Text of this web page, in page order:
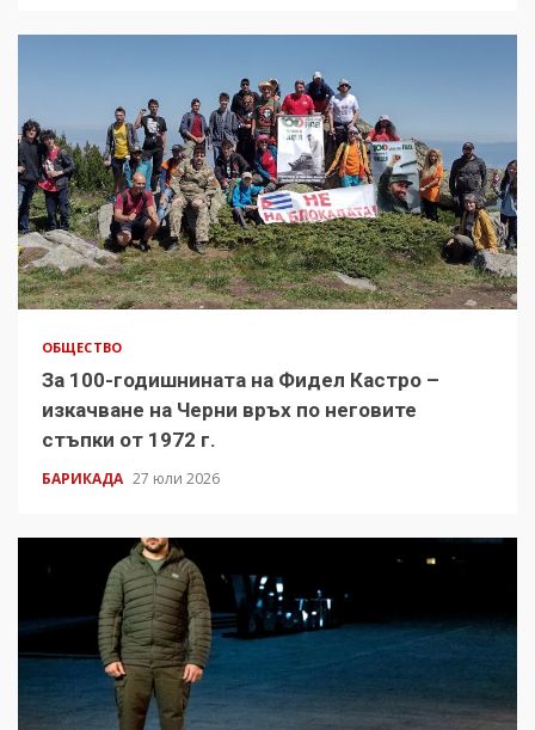
ОБЩЕСТВО
За 100-годишнината на Фидел Кастро –
изкачване на Черни връх по неговите
стъпки от 1972 г.
БАРИКАДА 27 юли 2026